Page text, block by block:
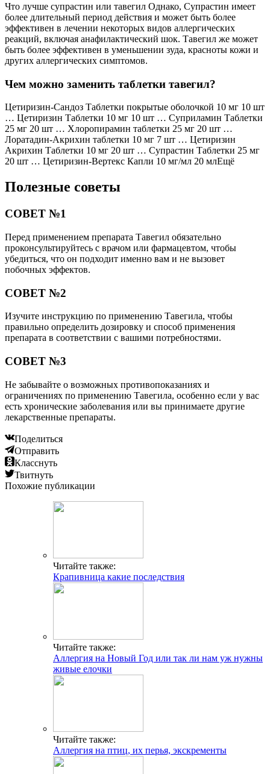
Что лучше супрастин или тавегил Однако, Супрастин имеет
более длительный период действия и может быть более
эффективен в лечении некоторых видов аллергических
реакций, включая анафилактический шок. Тавегил же может
быть более эффективен в уменьшении зуда, красноты кожи и
других аллергических симптомов.
Чем можно заменить таблетки тавегил?
Цетиризин-Сандоз Таблетки покрытые оболочкой 10 мг 10 шт
… Цетиризин Таблетки 10 мг 10 шт … Суприламин Таблетки
25 мг 20 шт … Хлоропирамин таблетки 25 мг 20 шт …
Лоратадин-Акрихин таблетки 10 мг 7 шт … Цетиризин
Акрихин Таблетки 10 мг 20 шт … Супрастин Таблетки 25 мг
20 шт … Цетиризин-Вертекс Капли 10 мг/мл 20 млЕщё
Полезные советы
СОВЕТ №1
Перед применением препарата Тавегил обязательно
проконсультируйтесь с врачом или фармацевтом, чтобы
убедиться, что он подходит именно вам и не вызовет
побочных эффектов.
СОВЕТ №2
Изучите инструкцию по применению Тавегила, чтобы
правильно определить дозировку и способ применения
препарата в соответствии с вашими потребностями.
СОВЕТ №3
Не забывайте о возможных противопоказаниях и
ограничениях по применению Тавегила, особенно если у вас
есть хронические заболевания или вы принимаете другие
лекарственные препараты.
Поделиться
Отправить
Класснуть
Твитнуть
Похожие публикации
Читайте также:
Крапивница какие последствия
Читайте также:
Аллергия на Новый Год или так ли нам уж нужны
живые елочки
Читайте также:
Аллергия на птиц, их перья, экскременты